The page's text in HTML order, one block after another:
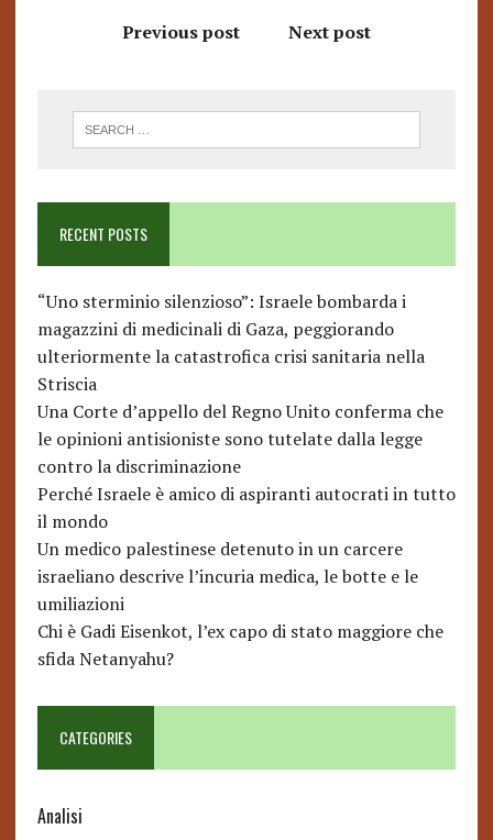
Previous post Next post
RECENT POSTS
“Uno sterminio silenzioso”: Israele bombarda i
magazzini di medicinali di Gaza, peggiorando
ulteriormente la catastrofica crisi sanitaria nella
Striscia
Una Corte d’appello del Regno Unito conferma che
le opinioni antisioniste sono tutelate dalla legge
contro la discriminazione
Perché Israele è amico di aspiranti autocrati in tutto
il mondo
Un medico palestinese detenuto in un carcere
israeliano descrive l’incuria medica, le botte e le
umiliazioni
Chi è Gadi Eisenkot, l’ex capo di stato maggiore che
sfida Netanyahu?
CATEGORIES
Analisi